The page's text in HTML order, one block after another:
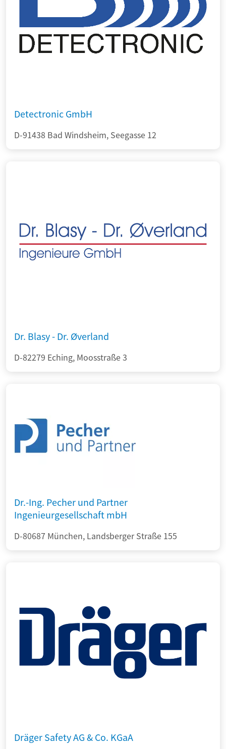
Detectronic GmbH
D-91438 Bad Windsheim, Seegasse 12
Dr. Blasy - Dr. Øverland
D-82279 Eching, Moosstraße 3
Dr.-Ing. Pecher und Partner
Ingenieurgesellschaft mbH
D-80687 München, Landsberger Straße 155
Dräger Safety AG & Co. KGaA